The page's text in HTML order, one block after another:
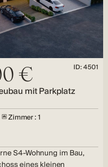
€ ID: 4501
mit Parkplatz
Zimmer : 1
S4-Wohnung im Bau,
eines kleinen